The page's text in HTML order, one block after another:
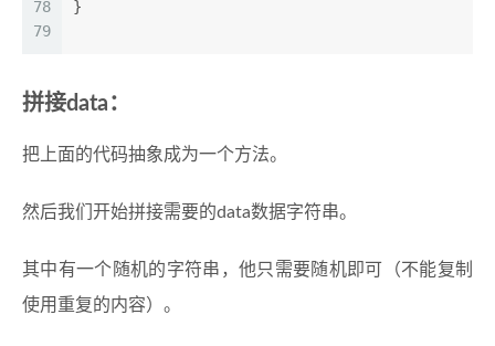
78
79
}
拼接data：
把上面的代码抽象成为一个方法。
然后我们开始拼接需要的data数据字符串。
其中有一个随机的字符串，他只需要随机即可（不能复制
使用重复的内容）。